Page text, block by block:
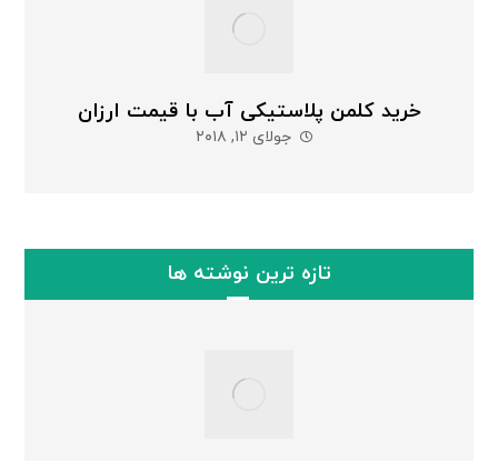
خرید کلمن پلاستیکی آب با قیمت ارزان
جولای ۱۲, ۲۰۱۸
تازه ترین نوشته ها